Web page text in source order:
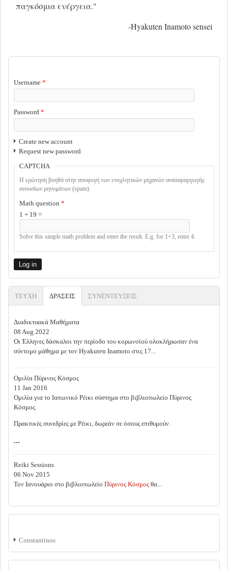
παγκόσμια ενέργεια."
-Hyakuten Inamoto sensei
Username *
Password *
Create new account
Request new password
CAPTCHA
Η ερώτηση βοηθά στην αποφυγή των ενοχλητικών μηχανών αναπαραργωγής
ανουσίων μηνυμάτων (spam).
Math question *
1 + 19 =
Solve this simple math problem and enter the result. E.g. for 1+3, enter 4.
ΤΕΥΧΗ ΔΡΑΣΕΙΣ (ACTIVE TAB)
ΣΥΝΕΝΤΕΥΞΕΙΣ
Διαδικτυακά Μαθήματα
08 Aug 2022
Οι Έλληνες δάσκαλοι την περίοδο του κορωνοϊού ολοκλήρωσαν ένα
σύντομο μάθημα με τον Hyakuten Inamoto στις 17...
Ομιλία Πύρινος Κόσμος
11 Jan 2016
Ομιλία για το Ιαπωνικό Ρέικι σύστημα στο βιβλιοπωλείο Πύρινος
Κόσμος.
Πρακτικές συνεδρίες με Ρέικι, δωρεάν σε όσους επιθυμούν.
...
Reiki Sessions
06 Nov 2015
Τον Ιανουάριο στο βιβλιοπωλείο Πύρινος Κόσμος θα...
Constantinos